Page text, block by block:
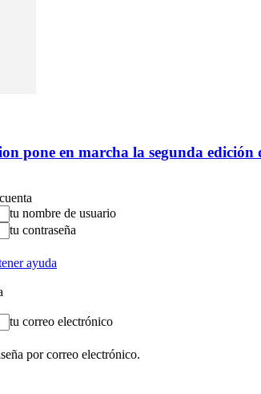
pone en marcha la segunda
tu nombre de usuario
tu contraseña
ayuda
tu correo electrónico
por correo electrónico.